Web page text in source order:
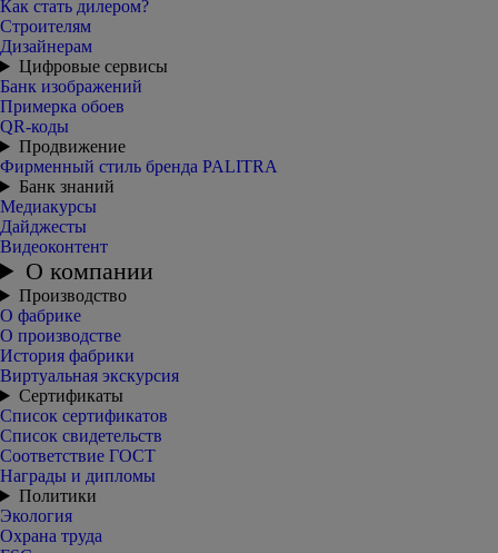
Как стать дилером?
Строителям
Дизайнерам
Цифровые сервисы
Банк изображений
Примерка обоев
QR-коды
Продвижение
Фирменный стиль бренда PALITRA
Банк знаний
Медиакурсы
Дайджесты
Видеоконтент
О компании
Производство
О фабрике
О производстве
История фабрики
Виртуальная экскурсия
Сертификаты
Список сертификатов
Список свидетельств
Соответствие ГОСТ
Награды и дипломы
Политики
Экология
Охрана труда